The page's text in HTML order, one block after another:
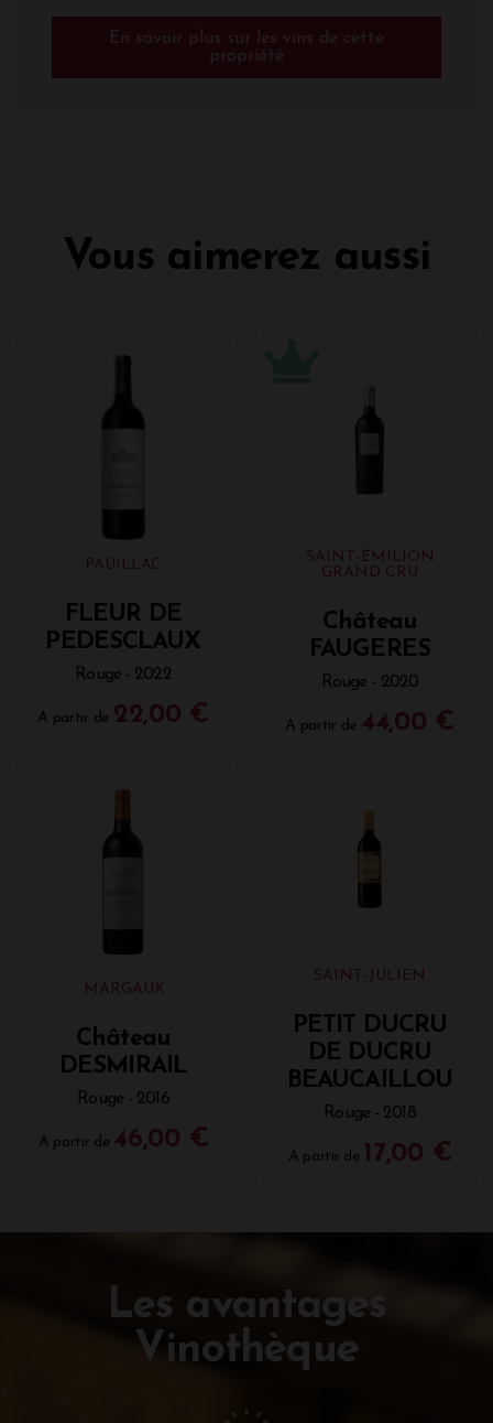
En savoir plus sur les vins de cette
propriété
Vous aimerez aussi
PAUILLAC
FLEUR DE
PEDESCLAUX
Rouge - 2022
A partir de 22,00 €
SAINT-ÉMILION
GRAND CRU
Château
FAUGERES
Rouge - 2020
A partir de 44,00 €
MARGAUX
Château
DESMIRAIL
Rouge - 2016
A partir de 46,00 €
SAINT-JULIEN
PETIT DUCRU
DE DUCRU
BEAUCAILLOU
Rouge - 2018
A partir de 17,00 €
Les avantages
Vinothèque